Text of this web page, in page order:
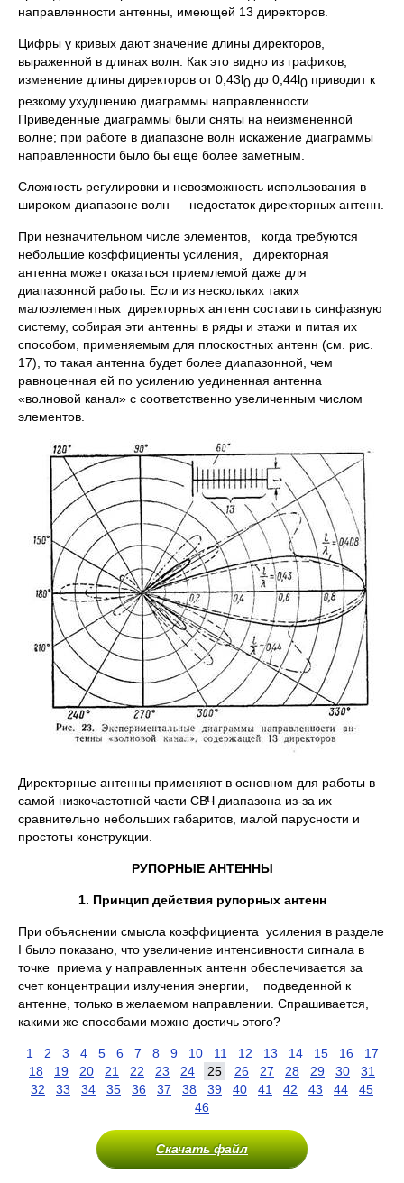
направленности антенны, имеющей 13 директоров.
Цифры у кривых дают значение длины директоров,
выраженной в длинах волн. Как это видно из графиков,
изменение длины директоров от 0,43l0 до 0,44l0 приводит к
резкому ухудшению диаграммы направленности.
Приведенные диаграммы были сняты на неизмененной
волне; при работе в диапазоне волн искажение диаграммы
направленности было бы еще более заметным.
Сложность регулировки и невозможность использования в
широком диапазоне волн — недостаток директорных антенн.
При незначительном числе элементов, когда требуются
небольшие коэффициенты усиления, директорная
антенна может оказаться приемлемой даже для
диапазонной работы. Если из нескольких таких
малоэлементных директорных антенн составить синфазную
систему, собирая эти антенны в ряды и этажи и питая их
способом, применяемым для плоскостных антенн (см. рис.
17), то такая антенна будет более диапазонной, чем
равноценная ей по усилению уединенная антенна
«волновой канал» с соответственно увеличенным числом
элементов.
Директорные антенны применяют в основном для работы в
самой низкочастотной части СВЧ диапазона из-за их
сравнительно небольших габаритов, малой парусности и
простоты конструкции.
РУПОРНЫЕ АНТЕННЫ
1. Принцип действия рупорных антенн
При объяснении смысла коэффициента усиления в разделе
I было показано, что увеличение интенсивности сигнала в
точке приема у направленных антенн обеспечивается за
счет концентрации излучения энергии, подведенной к
антенне, только в желаемом направлении. Спрашивается,
какими же способами можно достичь этого?
1 2 3 4 5 6 7 8 9 10 11 12 13 14 15 16
17
18
19 20 21 22 23 24 25 26 27 28 29 30
31
32
33 34 35 36 37 38 39 40 41 42 43 44
45
46
Скачать файл